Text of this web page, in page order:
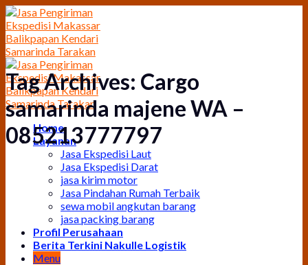
Skip
to
content
Home
Layanan
Jasa Ekspedisi Laut
Jasa Ekspedisi Darat
jasa kirim motor
Jasa Pindahan Rumah Terbaik
sewa mobil angkutan barang
jasa packing barang
Profil Perusahaan
Berita Terkini Nakulle Logistik
Menu
Tag Archives: Cargo
samarinda majene WA –
085213777797